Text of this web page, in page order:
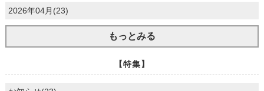
2026年04月(23)
もっとみる
【特集】